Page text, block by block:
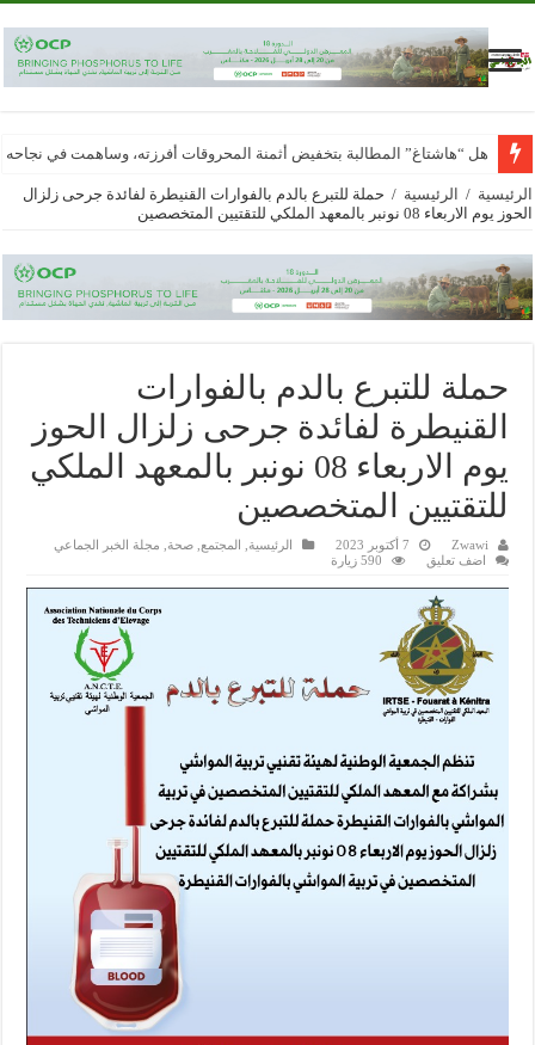
هل “هاشتاغ” المطالبة بتخفيض أثمنة المحروقات أفرزته، وساهمت في
الرئيسية / الرئيسية / حملة للتبرع بالدم بالفوارات القنيطرة لفائدة جرحى زلزال
الحوز يوم الاربعاء 08 نونبر بالمعهد الملكي للتقتيين المتخصصين
حملة للتبرع بالدم بالفوارات
القنيطرة لفائدة جرحى زلزال الحوز
يوم الاربعاء 08 نونبر بالمعهد الملكي
للتقتيين المتخصصين
Zwawi 7 أكتوبر 2023 الرئيسية المجتمع ,صحة
مجلة الخبر الجماعي
اضف تعليق
590 زيارة